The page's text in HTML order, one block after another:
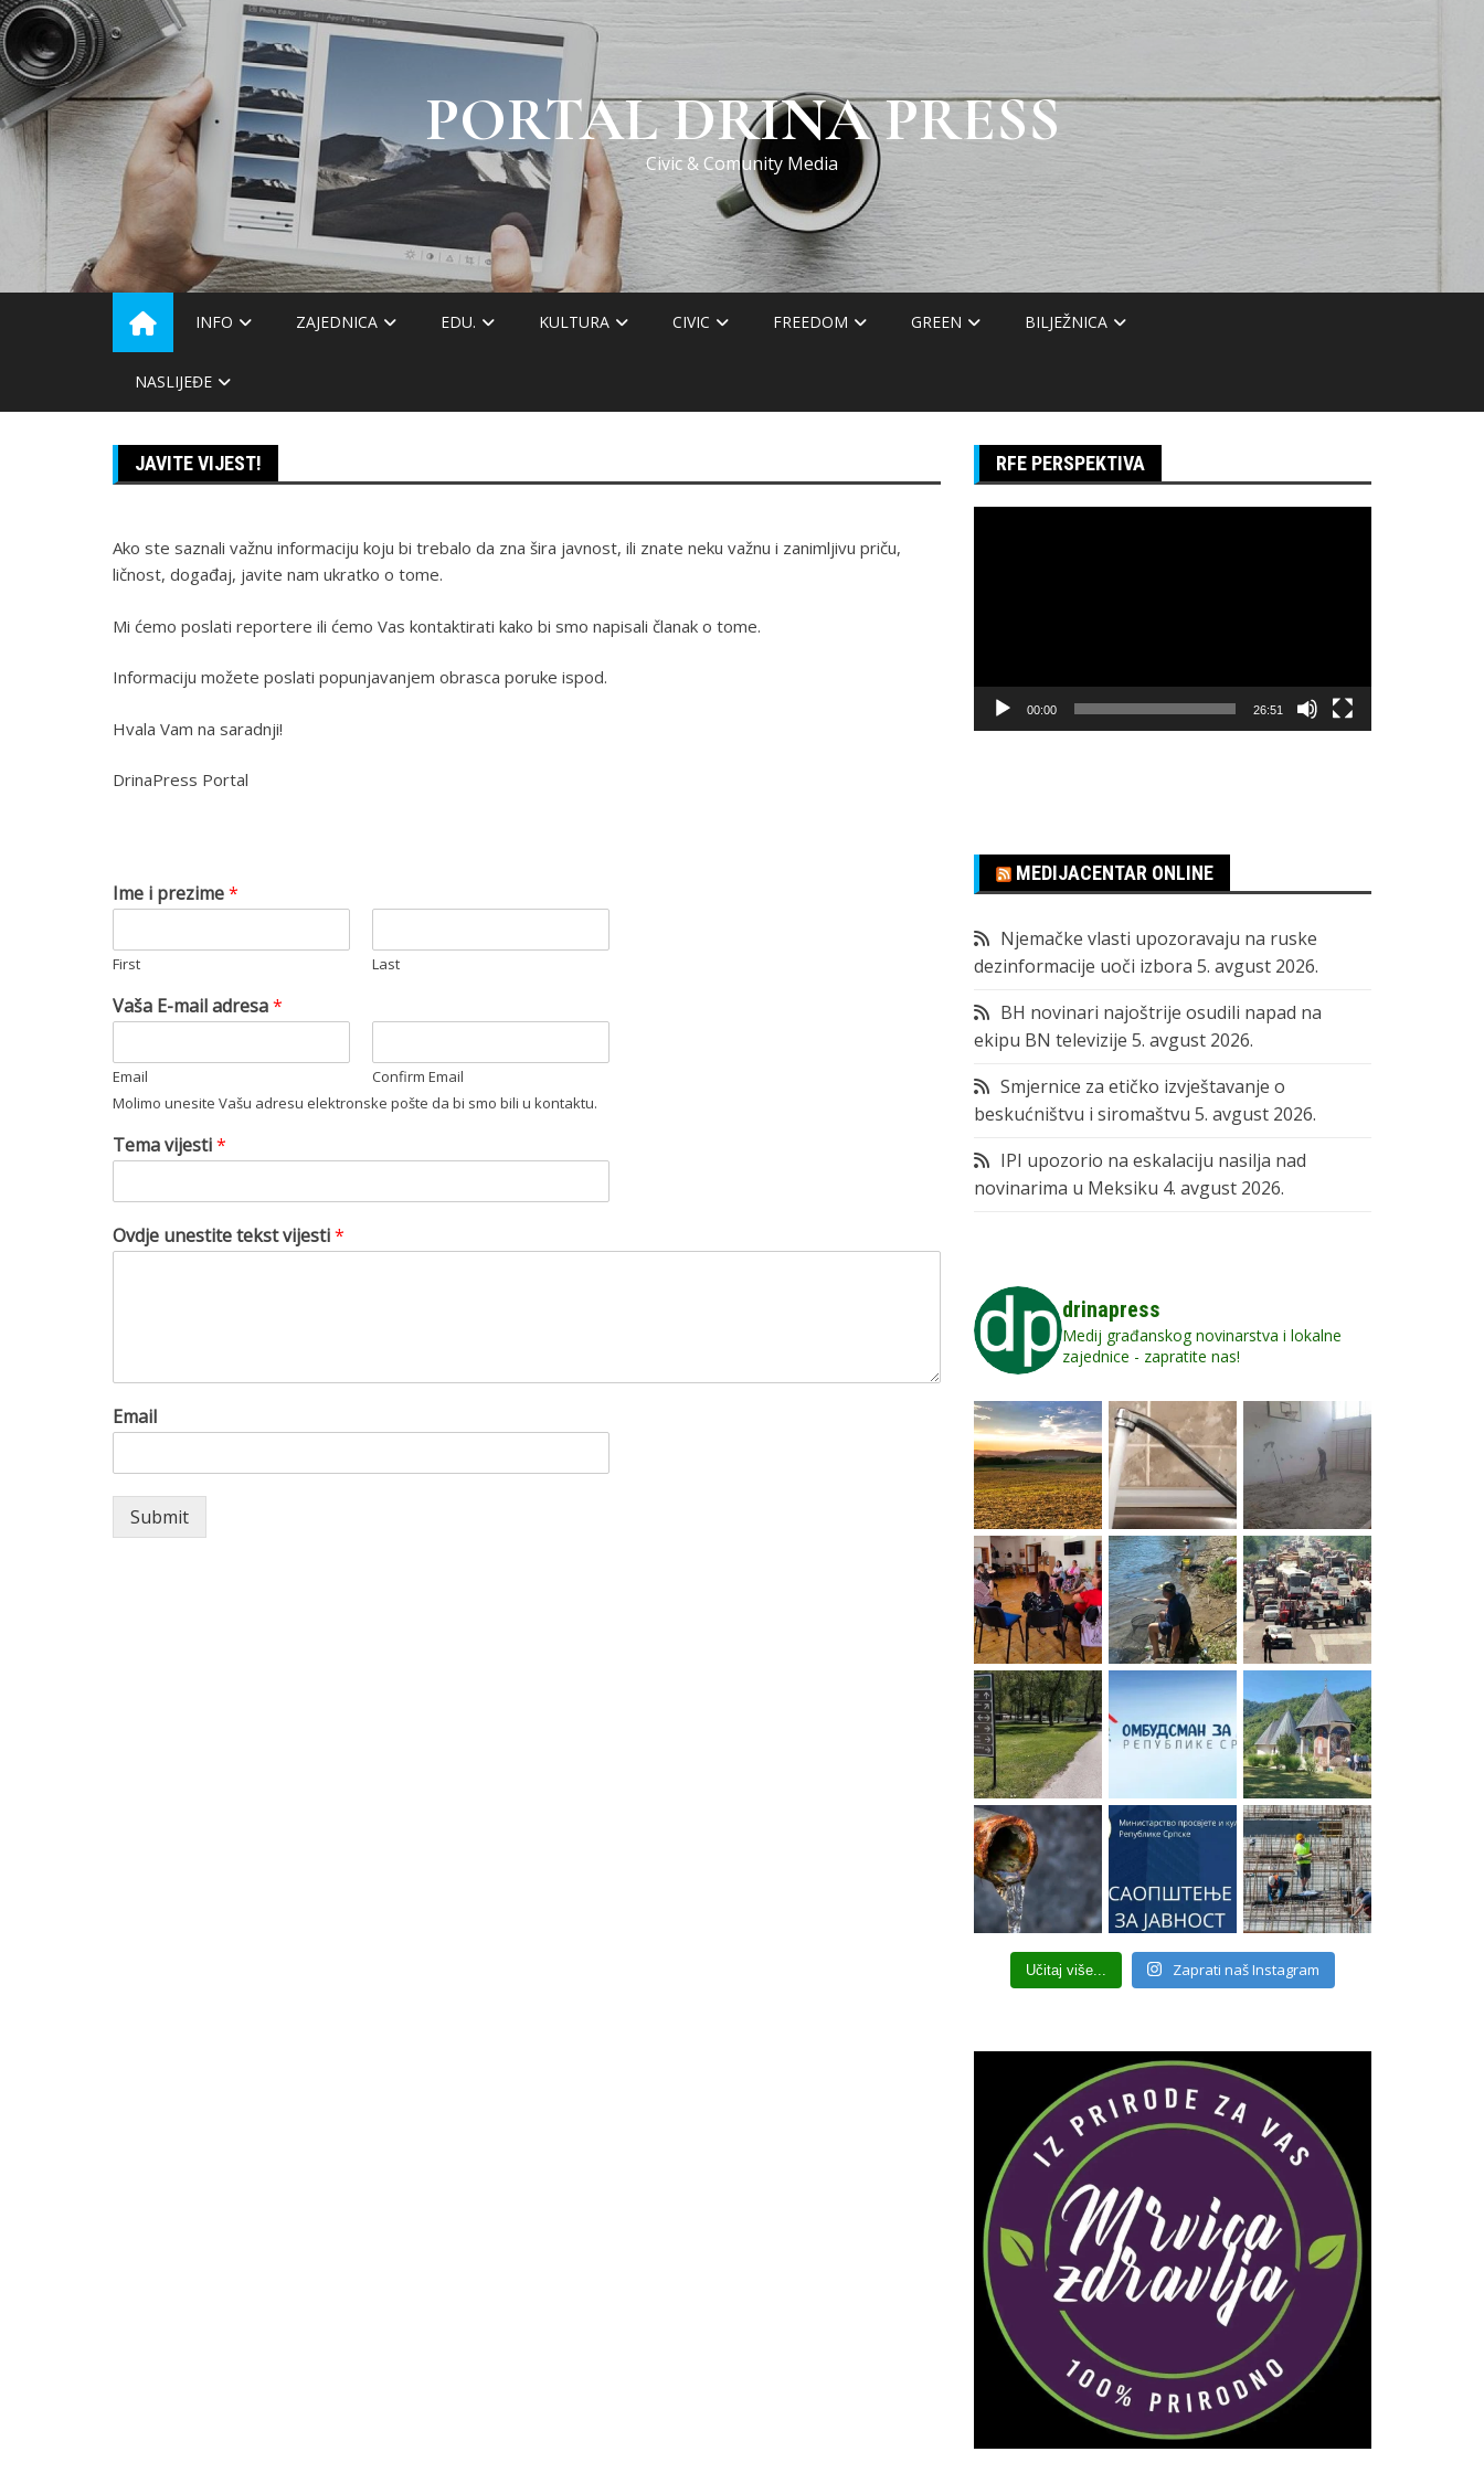
Skip
to
content
PORTAL DRINA PRESS
Civic & Comunity Media
INFO ZAJEDNICA EDU. KULTURA CIVIC FREEDOM GREEN BILJEŽNICA
NASLIJEĐE
JAVITE VIJEST!
Ako ste saznali važnu informaciju koju bi trebalo da zna šira javnost, ili znate neku važnu i zanimljivu priču,
ličnost, događaj, javite nam ukratko o tome.
Mi ćemo poslati reportere ili ćemo Vas kontaktirati kako bi smo napisali članak o tome.
Informaciju možete poslati popunjavanjem obrasca poruke ispod.
Hvala Vam na saradnji!
DrinaPress Portal
Ime i prezime*
First Last
Vaša E-mail adresa*
Email
Confirm Email
Molimo unesite Vašu adresu elektronske pošte da bi smo bili u kontaktu.
Tema vijesti*
Ovdje unestite tekst vijesti*
Email
Submit
RFE PERSPEKTIVA
00:00 26:51
MEDIJACENTAR ONLINE
Njemačke vlasti upozoravaju na ruske
dezinformacije uoči izbora 5. avgust 2026.
BH novinari najoštrije osudili napad na
ekipu BN televizije 5. avgust 2026.
Smjernice za etičko izvještavanje o
beskućništvu i siromaštvu 5. avgust 2026.
IPI upozorio na eskalaciju nasilja nad
novinarima u Meksiku 4. avgust 2026.
drinapress
Medij građanskog novinarstva i lokalne
zajednice - zapratite nas!
Učitaj više... Zaprati naš Instagram